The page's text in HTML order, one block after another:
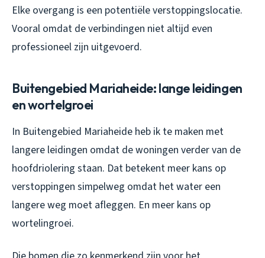
Elke overgang is een potentiële verstoppingslocatie.
Vooral omdat de verbindingen niet altijd even
professioneel zijn uitgevoerd.
Buitengebied Mariaheide: lange leidingen
en wortelgroei
In Buitengebied Mariaheide heb ik te maken met
langere leidingen omdat de woningen verder van de
hoofdriolering staan. Dat betekent meer kans op
verstoppingen simpelweg omdat het water een
langere weg moet afleggen. En meer kans op
wortelingroei.